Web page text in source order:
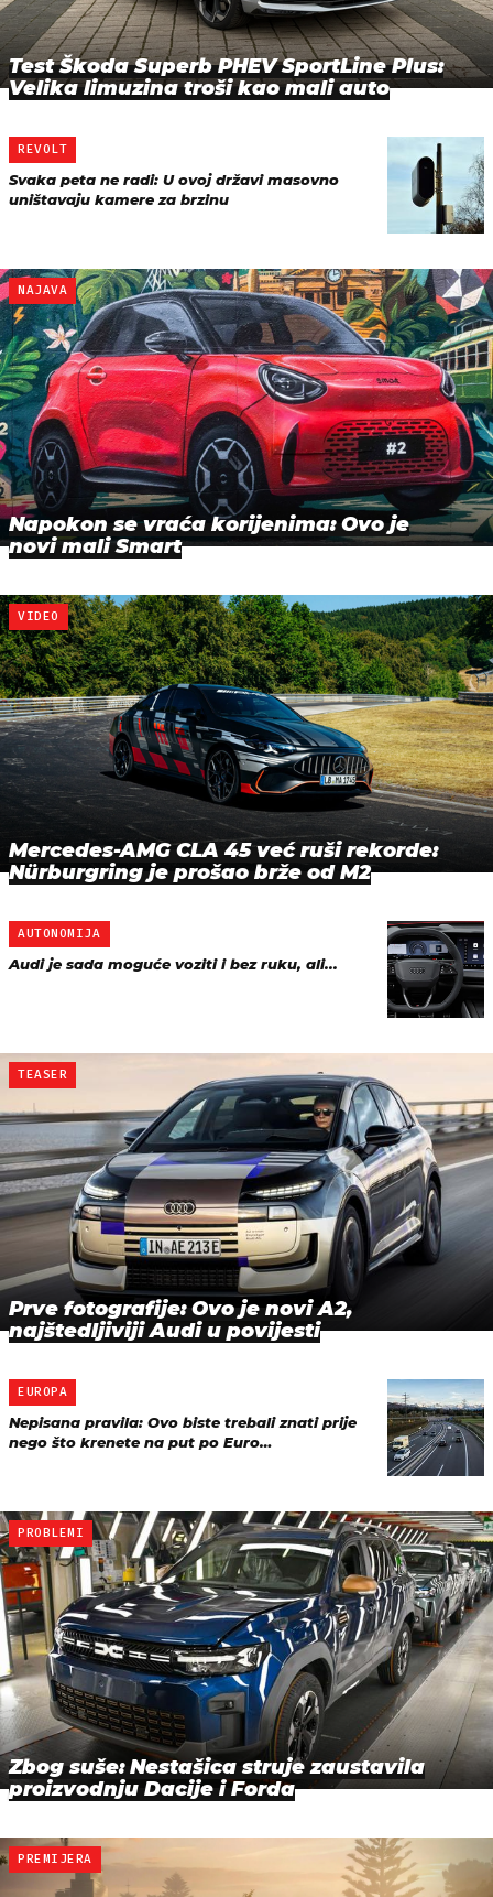
Test Škoda Superb PHEV SportLine Plus:
Velika limuzina troši kao mali auto
REVOLT
Svaka peta ne radi: U ovoj državi masovno
uništavaju kamere za brzinu
NAJAVA
Napokon se vraća korijenima: Ovo je
novi mali Smart
VIDEO
Mercedes-AMG CLA 45 već ruši rekorde:
Nürburgring je prošao brže od M2
AUTONOMIJA
Audi je sada moguće voziti i bez ruku, ali...
TEASER
Prve fotografije: Ovo je novi A2,
najštedljiviji Audi u povijesti
EUROPA
Nepisana pravila: Ovo biste trebali znati prije
nego što krenete na put po Euro…
PROBLEMI
Zbog suše: Nestašica struje zaustavila
proizvodnju Dacije i Forda
PREMIJERA